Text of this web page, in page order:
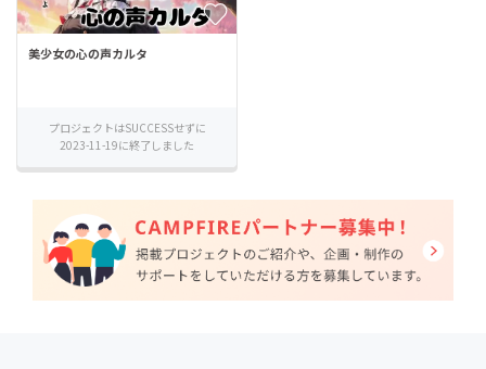
美少女の心の声カルタ
プロジェクトはSUCCESSせずに
2023-11-19に終了しました